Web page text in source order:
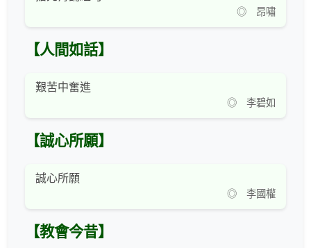
◎ 昂嘯
【人間如話】
艱苦中奮進
◎ 李碧如
【誠心所願】
誠心所願
◎ 李國權
【教會今昔】